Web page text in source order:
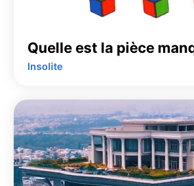
Quelle est la pièce
Insolite